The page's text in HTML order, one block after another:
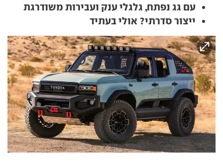
עם גג נפתח, גלגלי ענק ועבירות משודרגת
ייצור סדרתי? אולי בעתיד